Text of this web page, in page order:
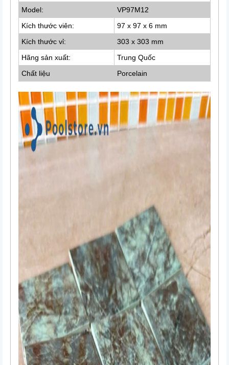
Model:
VP97M12
Kích thước viên:
97 x 97 x 6 mm
Kích thước vỉ:
303 x 303 mm
Hãng sản xuất:
Trung Quốc
Chất liệu
Porcelain